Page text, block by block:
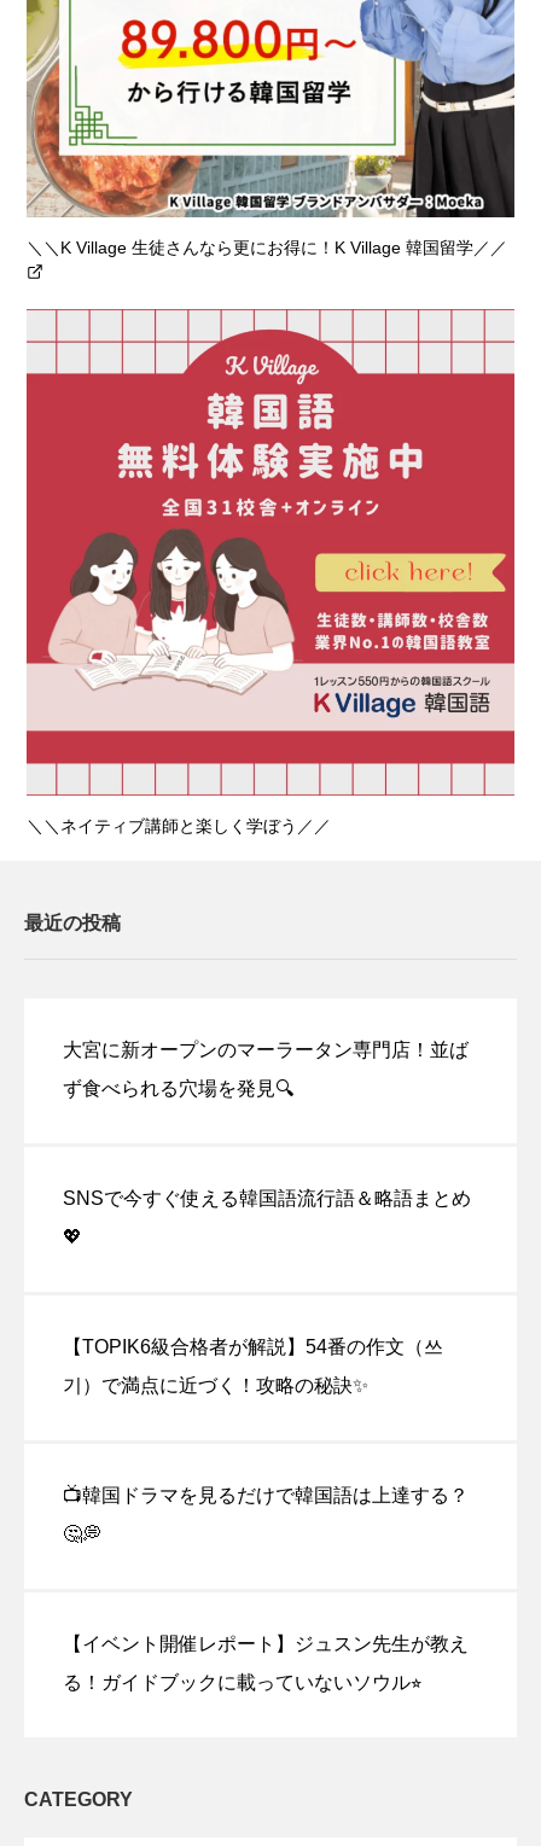
＼＼K Village 生徒さんなら更にお得に！K Village 韓国留学／／
＼＼ネイティブ講師と楽しく学ぼう／／
最近の投稿
大宮に新オープンのマーラータン専門店！並ば
ず食べられる穴場を発見🔍
SNSで今すぐ使える韓国語流行語＆略語まとめ
💖
【TOPIK6級合格者が解説】54番の作文（쓰
기）で満点に近づく！攻略の秘訣✨
📺韓国ドラマを見るだけで韓国語は上達する？
🤔💭
【イベント開催レポート】ジュスン先生が教え
る！ガイドブックに載っていないソウル⭐︎
CATEGORY